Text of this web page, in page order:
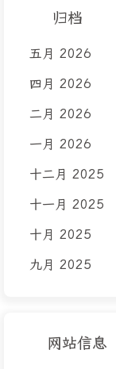
归档
五月 2026
四月 2026
二月 2026
一月 2026
十二月 2025
十一月 2025
十月 2025
九月 2025
网站信息